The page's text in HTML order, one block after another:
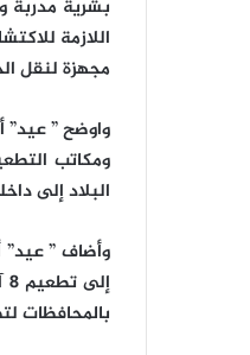
بشرية مدربة
اللازمة
مجهزة لنقل
البلاد إلى
بالمحافظات